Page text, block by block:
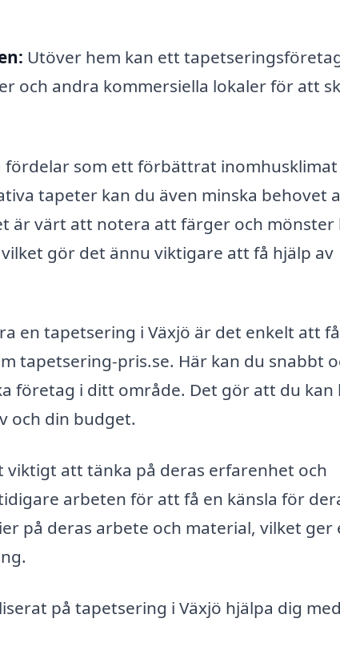
Utöver hem kan ett
och andra kommersiella lokaler för att
som ett förbättrat inomhusklimat
tapeter kan du även minska behovet
är värt att notera att färger och mönster
gör det ännu viktigare att få hjälp av
en tapetsering i Växjö är det enkelt att
tapetsering-pris.se. Här kan du snabbt
företag i ditt område. Det gör att du kan
och din budget.
att tänka på deras erfarenhet och
arbeten för att få en känsla för
på deras arbete och material, vilket ger
på tapetsering i Växjö hjälpa dig